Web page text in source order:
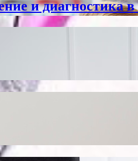
и диагностика